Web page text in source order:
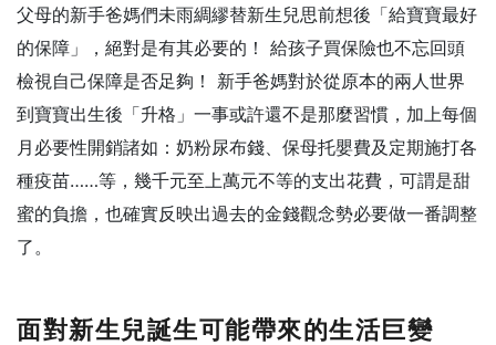
父母的新手爸媽們未雨綢繆替新生兒思前想後「給寶寶最好
的保障」，絕對是有其必要的！ 給孩子買保險也不忘回頭
檢視自己保障是否足夠！ 新手爸媽對於從原本的兩人世界
到寶寶出生後「升格」一事或許還不是那麼習慣，加上每個
月必要性開銷諸如：奶粉尿布錢、保母托嬰費及定期施打各
種疫苗……等，幾千元至上萬元不等的支出花費，可謂是甜
蜜的負擔，也確實反映出過去的金錢觀念勢必要做一番調整
了。
面對新生兒誕生可能帶來的生活巨變